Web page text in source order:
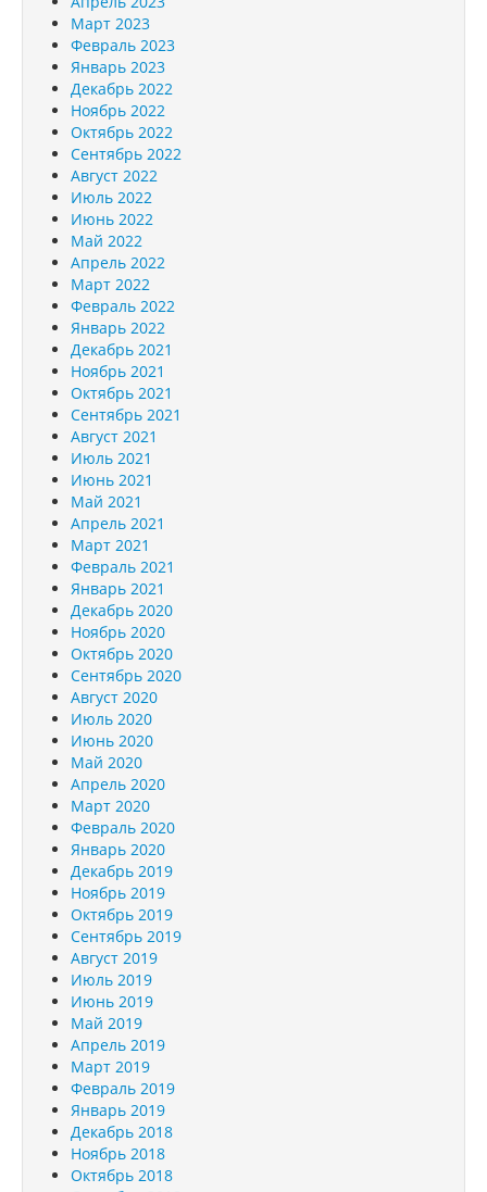
Март 2023
Февраль 2023
Январь 2023
Декабрь 2022
Ноябрь 2022
Октябрь 2022
Сентябрь 2022
Август 2022
Июль 2022
Июнь 2022
Май 2022
Апрель 2022
Март 2022
Февраль 2022
Январь 2022
Декабрь 2021
Ноябрь 2021
Октябрь 2021
Сентябрь 2021
Август 2021
Июль 2021
Июнь 2021
Май 2021
Апрель 2021
Март 2021
Февраль 2021
Январь 2021
Декабрь 2020
Ноябрь 2020
Октябрь 2020
Сентябрь 2020
Август 2020
Июль 2020
Июнь 2020
Май 2020
Апрель 2020
Март 2020
Февраль 2020
Январь 2020
Декабрь 2019
Ноябрь 2019
Октябрь 2019
Сентябрь 2019
Август 2019
Июль 2019
Июнь 2019
Май 2019
Апрель 2019
Март 2019
Февраль 2019
Январь 2019
Декабрь 2018
Ноябрь 2018
Октябрь 2018